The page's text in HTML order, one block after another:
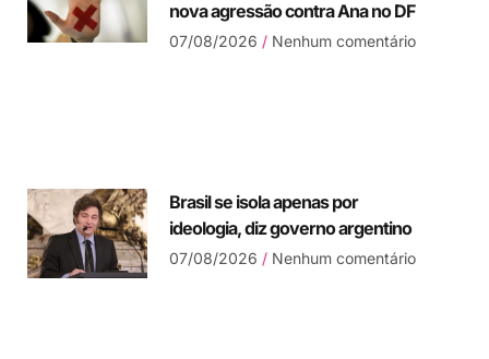
nova agressão contra Ana no DF
07/08/2026 Nenhum comentário
Brasil se isola apenas por
ideologia, diz governo argentino
07/08/2026 Nenhum comentário